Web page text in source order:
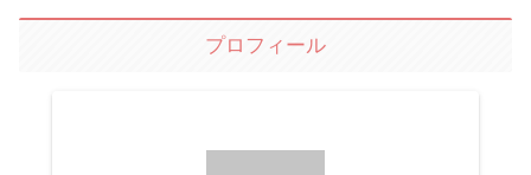
プロフィール